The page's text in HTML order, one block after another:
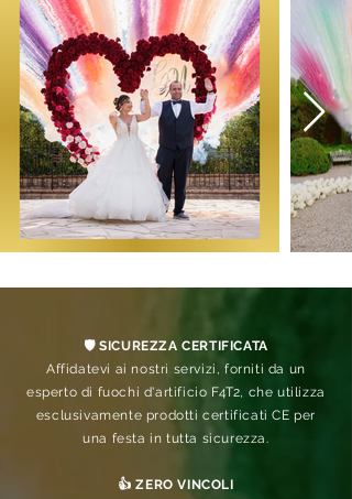
🛡️ SICUREZZA CERTIFICATA
Affidatevi ai nostri servizi, forniti da un
esperto di fuochi d'artificio F4T2, che utilizza
esclusivamente prodotti certificati CE per
una festa in tutta sicurezza.
👍 ZERO VINCOLI